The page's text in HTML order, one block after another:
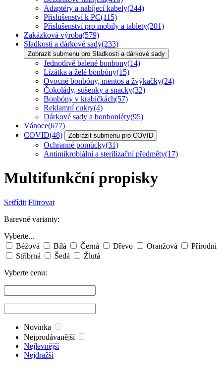
Adaptéry a nabíjecí kabely(244)
Příslušenství k PC(115)
Příslušenství pro mobily a tablety(201)
Zakázková výroba(579)
Sladkosti a dárkové sady(233)
Zobrazit submenu pro Sladkosti a dárkové sady
Jednotlivě balené bonbony(14)
Lízátka a želé bonbóny(15)
Ovocné bonbóny, mentos a žvýkačky(24)
Čokolády, sušenky a snacky(32)
Bonbóny v krabičkách(57)
Reklamní cukry(4)
Dárkové sady a bonboniéry(95)
Vánoce(677)
COVID(48) Zobrazit submenu pro COVID
Ochranné pomůcky(31)
Antimikrobiální a sterilizační předměty(17)
Multifunkční propisky
Setřídit Filtrovat
Barevné varianty:
Vyberte...
Béžová
Bílá Černá Dřevo Oranžová
Přírodní
Stříbrná
Šedá
Žlutá
Vyberte cenu:
Novinka
Nejprodávanější
Nejlevnější
Nejdražší